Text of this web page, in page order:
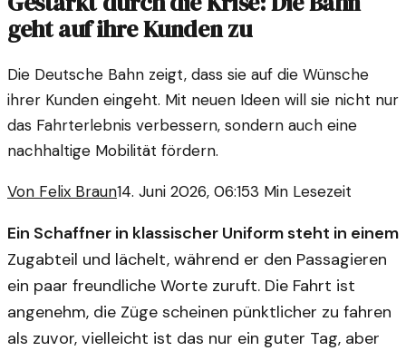
geht auf ihre Kunden zu
Die Deutsche Bahn zeigt, dass sie auf die Wünsche
ihrer Kunden eingeht. Mit neuen Ideen will sie nicht nur
das Fahrterlebnis verbessern, sondern auch eine
nachhaltige Mobilität fördern.
Von Felix Braun14. Juni 2026, 06:153 Min Lesezeit
Ein Schaffner in klassischer Uniform steht in einem
Zugabteil und lächelt, während er den Passagieren
ein paar freundliche Worte zuruft. Die Fahrt ist
angenehm, die Züge scheinen pünktlicher zu fahren
als zuvor, vielleicht ist das nur ein guter Tag, aber